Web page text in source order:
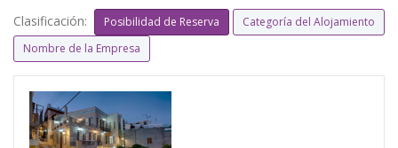
Clasificación: Posibilidad de Reserva
Categoría del Alojamiento
Nombre de la Empresa